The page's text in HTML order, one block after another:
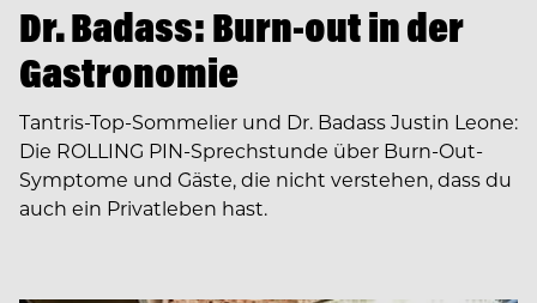
Dr. Badass: Burn-out in der
Gastronomie
Tantris-Top-Sommelier und Dr. Badass Justin Leone:
Die ROLLING PIN-Sprechstunde über Burn-Out-
Symptome und Gäste, die nicht verstehen, dass du
auch ein Privatleben hast.